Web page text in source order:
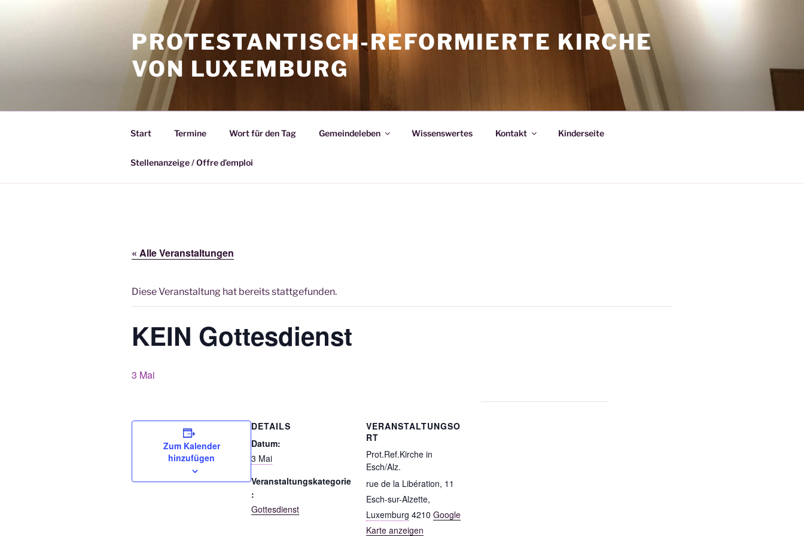
PROTESTANTISCH-REFORMIERTE KIRCHE
VON LUXEMBURG
Start Termine Wort für den Tag Gemeindeleben Wissenswertes Kontakt Kinderseite
Stellenanzeige / Offre d’emploi
« Alle Veranstaltungen
Diese Veranstaltung hat bereits stattgefunden.
KEIN Gottesdienst
3 Mai
Zum Kalender
hinzufügen
DETAILS
Datum:
3 Mai
Veranstaltungskategorie
:
Gottesdienst
VERANSTALTUNGSO
RT
Prot.Ref.Kirche in
Esch/Alz.
rue de la Libération, 11
Esch-sur-Alzette,
Luxemburg 4210 Google
Karte anzeigen